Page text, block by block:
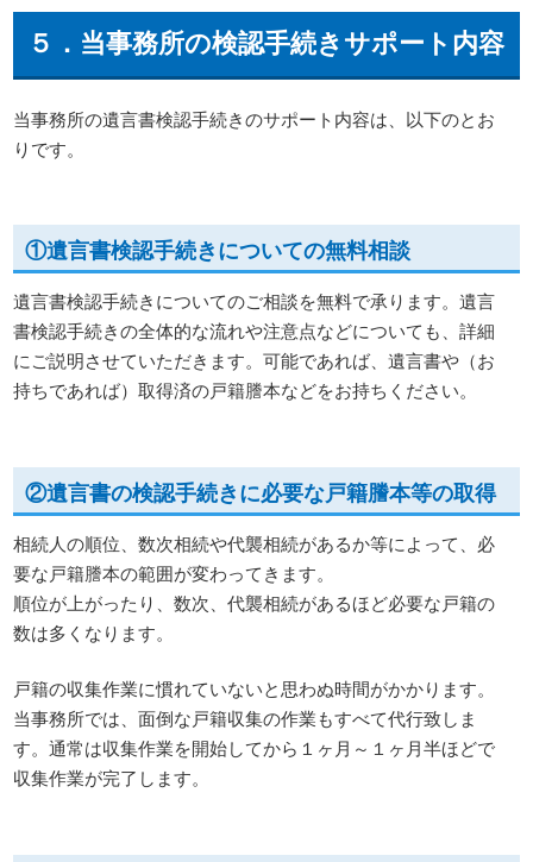
５．当事務所の検認手続きサポート内容
当事務所の遺言書検認手続きのサポート内容は、以下のとお
りです。
①遺言書検認手続きについての無料相談
遺言書検認手続きについてのご相談を無料で承ります。遺言
書検認手続きの全体的な流れや注意点などについても、詳細
にご説明させていただきます。可能であれば、遺言書や（お
持ちであれば）取得済の戸籍謄本などをお持ちください。
②遺言書の検認手続きに必要な戸籍謄本等の取得
相続人の順位、数次相続や代襲相続があるか等によって、必
要な戸籍謄本の範囲が変わってきます。
順位が上がったり、数次、代襲相続があるほど必要な戸籍の
数は多くなります。
戸籍の収集作業に慣れていないと思わぬ時間がかかります。
当事務所では、面倒な戸籍収集の作業もすべて代行致しま
す。通常は収集作業を開始してから１ヶ月～１ヶ月半ほどで
収集作業が完了します。